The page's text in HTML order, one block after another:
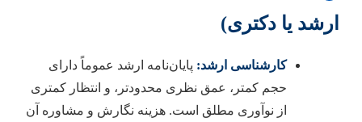
ارشد یا دکتری)
کارشناسی ارشد: پایان‌نامه ارشد عموماً دارای
حجم کمتر، عمق نظری محدودتر، و انتظار کمتری
از نوآوری مطلق است. هزینه نگارش و مشاوره آن